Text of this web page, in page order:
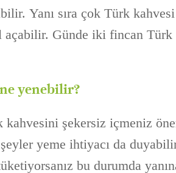
Yanı sıra çok Türk
açabilir. Günde iki fincan
yenebilir?
kahvesini şekersiz içmeniz
yeme ihtiyacı da
bu durumda